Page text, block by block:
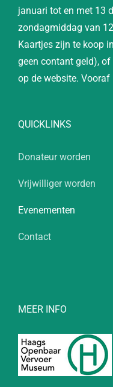
januari tot en met 13
zondagmiddag van
Kaartjes zijn te koop
geen contant geld),
op de website. Vooraf
QUICKLINKS
Donateur worden
Vrijwilliger worden
Evenementen
Contact
MEER INFO